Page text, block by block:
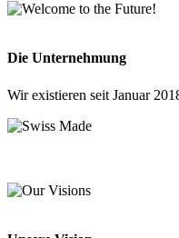
Die Unternehmung
Wir existieren seit Januar